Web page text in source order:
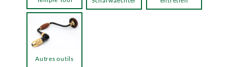
Autres outils